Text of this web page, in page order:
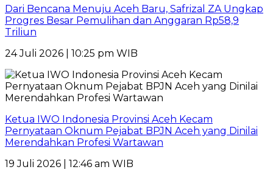
Dari Bencana Menuju Aceh Baru, Safrizal ZA Ungkap
Progres Besar Pemulihan dan Anggaran Rp58,9
Triliun
24 Juli 2026 | 10:25 pm WIB
Ketua IWO Indonesia Provinsi Aceh Kecam
Pernyataan Oknum Pejabat BPJN Aceh yang Dinilai
Merendahkan Profesi Wartawan
19 Juli 2026 | 12:46 am WIB